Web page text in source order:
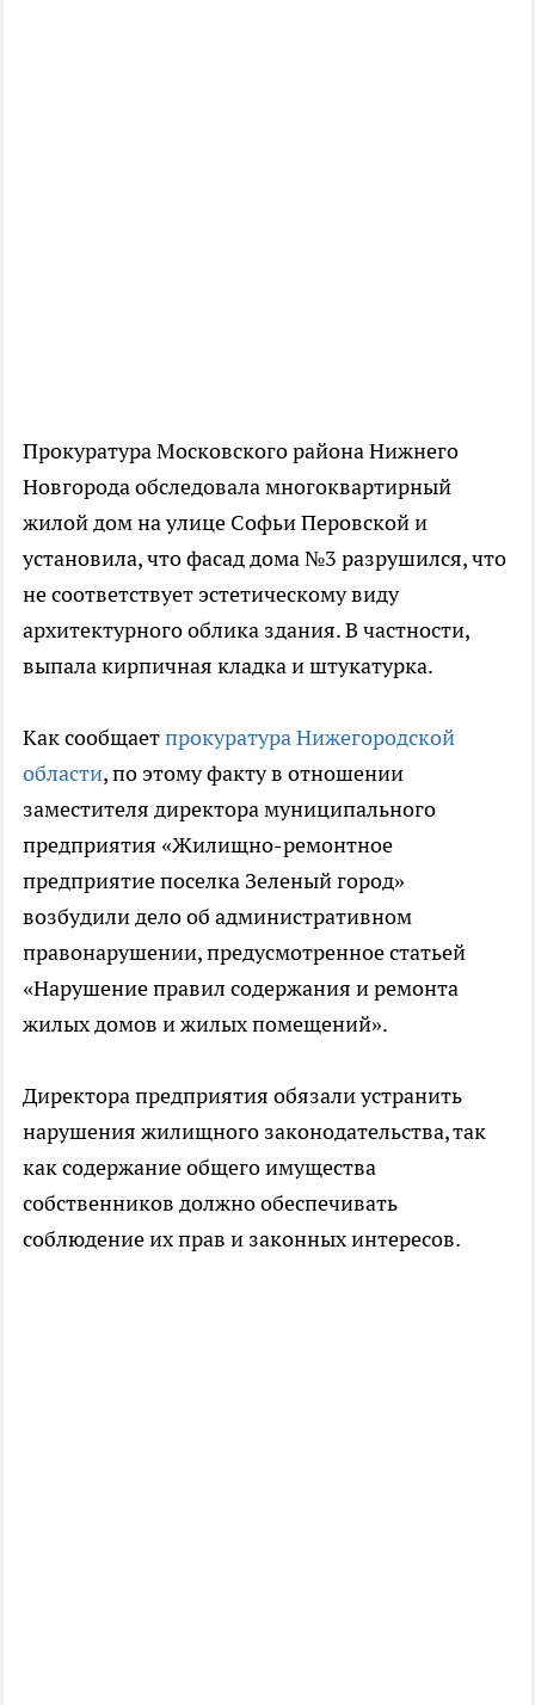
Прокуратура Московского района Нижнего
Новгорода обследовала многоквартирный
жилой дом на улице Софьи Перовской и
установила, что фасад дома №3 разрушился, что
не соответствует эстетическому виду
архитектурного облика здания. В частности,
выпала кирпичная кладка и штукатурка.
Как сообщаетпрокуратура Нижегородской
области, по этому факту в отношении
заместителя директора муниципального
предприятия «Жилищно-ремонтное
предприятие поселка Зеленый город»
возбудили дело об административном
правонарушении, предусмотренное статьей
«Нарушение правил содержания и ремонта
жилых домов и жилых помещений».
Директора предприятия обязали устранить
нарушения жилищного законодательства, так
как содержание общего имущества
собственников должно обеспечивать
соблюдение их прав и законных интересов.